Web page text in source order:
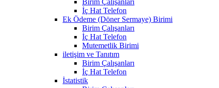
İç Hat Telefon
Ek Ödeme (Döner Sermaye) Birimi
Birim Çalışanları
İç Hat Telefon
Mutemetlik Birimi
iletişim ve Tanıtım
Birim Çalışanları
İç Hat Telefon
İstatistik